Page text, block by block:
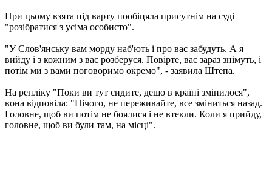
При цьому взята під варту пообіцяла присутнім на суді
"розібратися з усіма особисто".
"У Слов'янську вам морду наб'ють і про вас забудуть. А я
вийду і з кожним з вас розберуся. Повірте, вас зараз знімуть, і
потім ми з вами поговоримо окремо", - заявила Штепа.
На репліку "Поки ви тут сидите, дещо в країні змінилося",
вона відповіла: "Нічого, не переживайте, все зміниться назад.
Головне, щоб ви потім не боялися і не втекли. Коли я прийду,
головне, щоб ви були там, на місці".